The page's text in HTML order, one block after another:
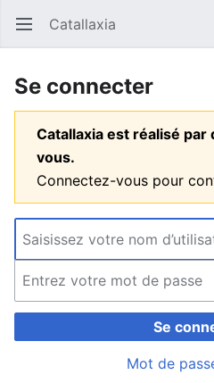
Ouvrir le menu principal Catallaxia
Se connecter
Catallaxia est réalisé par
vous.
Connectez-vous pour
Se
Mot de